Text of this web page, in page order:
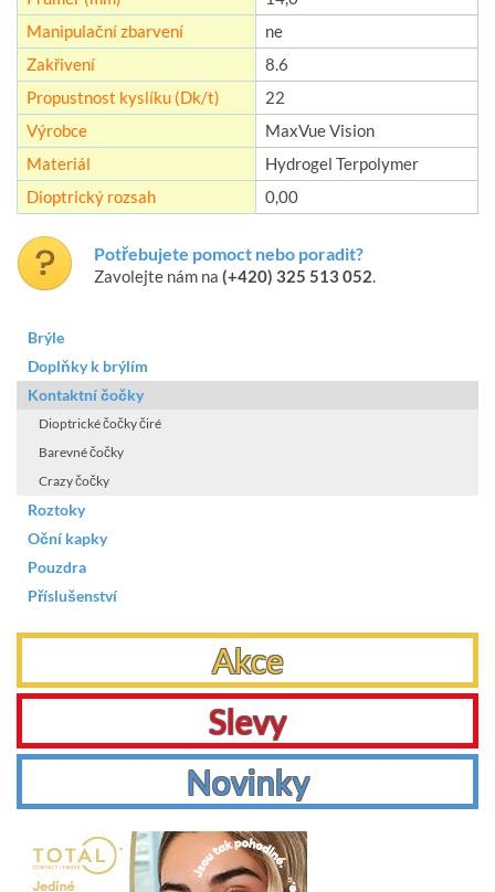
Manipulační zbarvení
ne
Zakřivení
8.6
Propustnost kyslíku (Dk/t)
22
Výrobce
MaxVue Vision
Materiál
Hydrogel Terpolymer
Dioptrický rozsah
0,00
Potřebujete pomoct nebo poradit?
Zavolejte nám na (+420) 325 513 052.
Brýle
Doplňky k brýlím
Kontaktní čočky
Dioptrické čočky čiré
Barevné čočky
Crazy čočky
Roztoky
Oční kapky
Pouzdra
Příslušenství
Akce
Slevy
Novinky